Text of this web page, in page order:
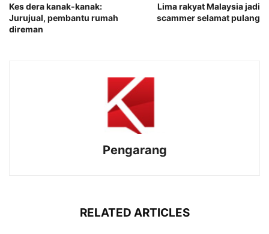
Kes dera kanak-kanak:
Jurujual, pembantu rumah
direman
Lima rakyat Malaysia jadi
scammer selamat pulang
Pengarang
RELATED ARTICLES